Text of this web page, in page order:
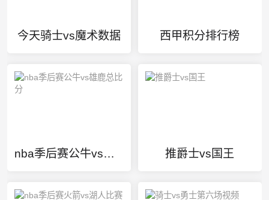
今天骑士vs魔术数据 西甲积分排行榜
nba季后赛公牛vs雄鹿总比分 推爵士vs国王